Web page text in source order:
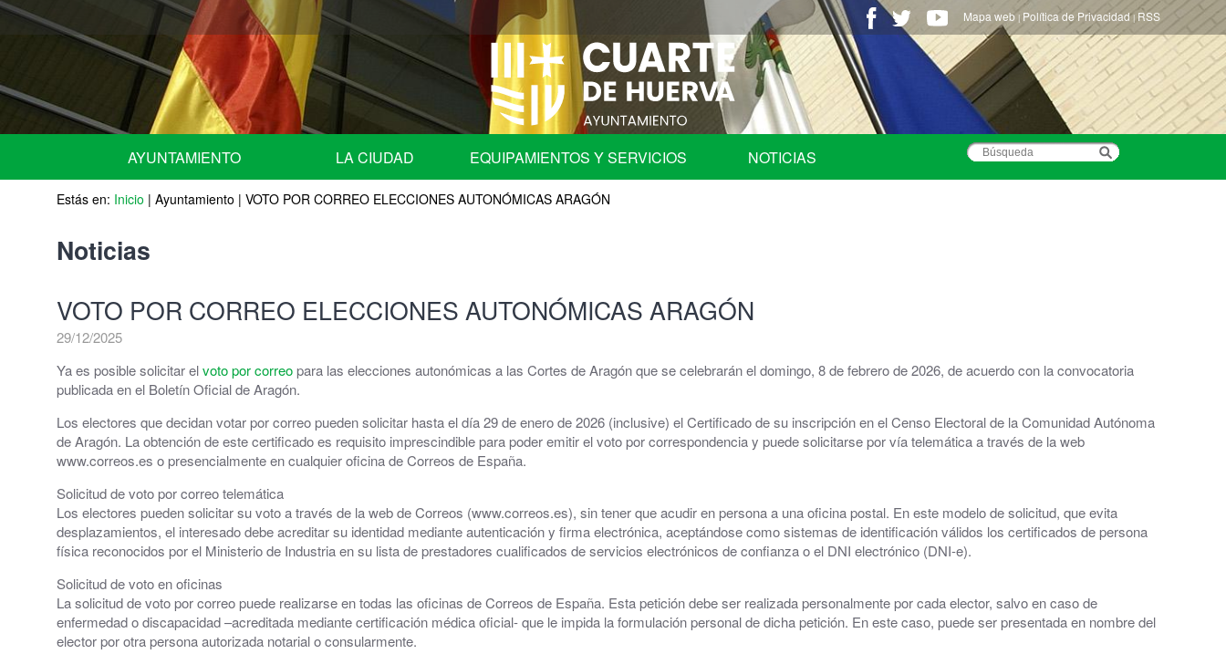
Mapa web | Política de Privacidad| RSS
AYUNTAMIENTO
URGENTE - NOTICIAS de ULTIMA HORA -
Equipo de Gobierno
Miembros de la Junta de Gobierno Local
Comisiones Informativas | Comisión Asesora | Comisión de Cuentas
Nombramiento de representantes de la corporación en órganos colegiados.
Grupos políticos
PMUS - Plan de Movilidad Urbana Sostenible
Urbanismo
Tablón de anuncios: Ofertas de trabajo y otros.
Linea Verde - Ayuntamiento de Cuarte de Huerva
LA CIUDAD
Situación geográfica
Fiestas Patronales
Agenda
EQUIPAMIENTOS Y SERVICIOS
Programa de Fiestas
Centros Educativos de Cuarte de Huerva
Centro de Convivencia para Mayores
Consultorio Médico
Club CdH
Cultura
Deportes
NOTICIAS
Estás en: Inicio | Ayuntamiento | VOTO POR CORREO ELECCIONES AUTONÓMICAS ARAGÓN
Noticias
VOTO POR CORREO ELECCIONES AUTONÓMICAS ARAGÓN
29/12/2025
Ya es posible solicitar elvoto por correopara las elecciones autonómicas a las Cortes de Aragón que se celebrarán el domingo, 8 de febrero de 2026, de acuerdo con la convocatoria
publicada en el Boletín Oficial de Aragón.
Los electores que decidan votar por correo pueden solicitar hasta el día 29 de enero de 2026 (inclusive) el Certificado de su inscripción en el Censo Electoral de la Comunidad Autónoma
de Aragón. La obtención de este certificado es requisito imprescindible para poder emitir el voto por correspondencia y puede solicitarse por vía telemática a través de la web
www.correos.es o presencialmente en cualquier oficina de Correos de España.
Solicitud de voto por correo telemática
Los electores pueden solicitar su voto a través de la web de Correos (www.correos.es), sin tener que acudir en persona a una oficina postal. En este modelo de solicitud, que evita
desplazamientos, el interesado debe acreditar su identidad mediante autenticación y firma electrónica, aceptándose como sistemas de identificación válidos los certificados de persona
física reconocidos por el Ministerio de Industria en su lista de prestadores cualificados de servicios electrónicos de confianza o el DNI electrónico (DNI-e).
Solicitud de voto en oficinas
La solicitud de voto por correo puede realizarse en todas las oficinas de Correos de España. Esta petición debe ser realizada personalmente por cada elector, salvo en caso de
enfermedad o discapacidad –acreditada mediante certificación médica oficial- que le impida la formulación personal de dicha petición. En este caso, puede ser presentada en nombre del
elector por otra persona autorizada notarial o consularmente.